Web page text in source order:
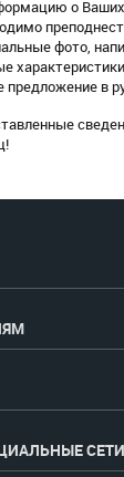
о
фото,
в
СЕТИ